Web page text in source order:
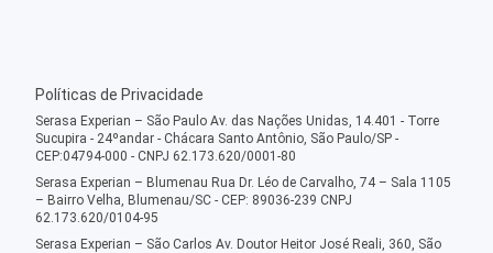
Políticas de Privacidade
Serasa Experian – São Paulo Av. das Nações Unidas, 14.401 - Torre
Sucupira - 24ºandar - Chácara Santo Antônio, São Paulo/SP -
CEP:04794-000 - CNPJ 62.173.620/0001-80
Serasa Experian – Blumenau Rua Dr. Léo de Carvalho, 74 – Sala 1105
– Bairro Velha, Blumenau/SC - CEP: 89036-239 CNPJ
62.173.620/0104-95
Serasa Experian – São Carlos Av. Doutor Heitor José Reali, 360, São